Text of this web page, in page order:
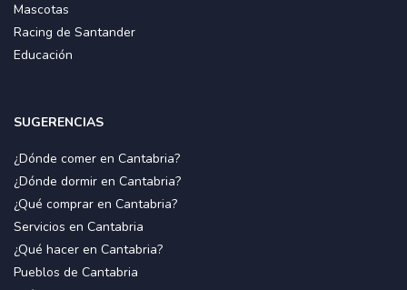
Mascotas
Racing de Santander
Educación
SUGERENCIAS
¿Dónde comer en Cantabria?
¿Dónde dormir en Cantabria?
¿Qué comprar en Cantabria?
Servicios en Cantabria
¿Qué hacer en Cantabria?
Pueblos de Cantabria